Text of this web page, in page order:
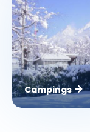
Campings